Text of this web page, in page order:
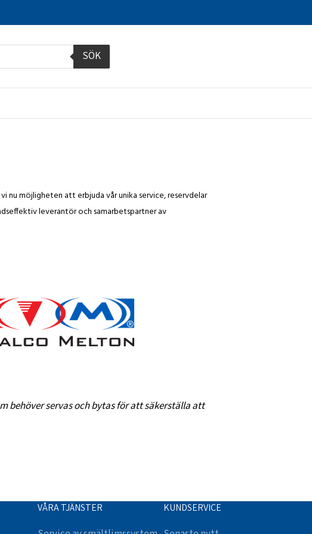
SÖK
nu möjligheten att erbjuda vår unika service, reservdelar
leverantör och samarbetspartner av
behöver servas och bytas för att säkerställa att
VÅRA TJÄNSTER KUNDSERVICE